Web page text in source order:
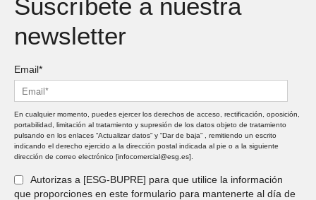
Suscríbete a nuestra
newsletter
Email*
En cualquier momento, puedes ejercer los derechos de acceso, rectificación, oposición,
portabilidad, limitación al tratamiento y supresión de los datos objeto de tratamiento
pulsando en los enlaces “Actualizar datos” y “Dar de baja” , remitiendo un escrito
indicando el derecho ejercido a la dirección postal indicada al pie o a la siguiente
dirección de correo electrónico [infocomercial@esg.es].
Autorizas a [ESG-BUPRE] para que utilice la información
que proporciones en este formulario para mantenerte al día de